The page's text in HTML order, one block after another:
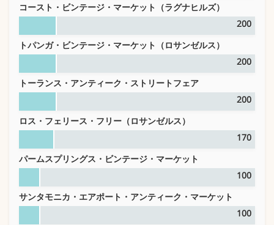
コースト・ビンテージ・マーケット（ラグナヒルズ）
200
トパンガ・ビンテージ・マーケット（ロサンゼルス）
200
トーランス・アンティーク・ストリートフェア
200
ロス・フェリース・フリー（ロサンゼルス）
170
パームスプリングス・ビンテージ・マーケット
100
サンタモニカ・エアポート・アンティーク・マーケット
100